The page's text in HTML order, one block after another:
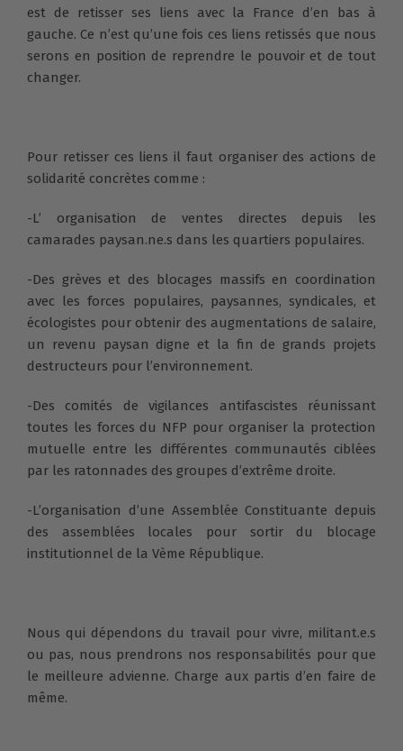
est de retisser ses liens avec la France d’en bas à
gauche. Ce n’est qu’une fois ces liens retissés que nous
serons en position de reprendre le pouvoir et de tout
changer.
Pour retisser ces liens il faut organiser des actions de
solidarité concrètes comme :
-L’ organisation de ventes directes depuis les
camarades paysan.ne.s dans les quartiers populaires.
-Des grèves et des blocages massifs en coordination
avec les forces populaires, paysannes, syndicales, et
écologistes pour obtenir des augmentations de salaire,
un revenu paysan digne et la fin de grands projets
destructeurs pour l’environnement.
-Des comités de vigilances antifascistes réunissant
toutes les forces du NFP pour organiser la protection
mutuelle entre les différentes communautés ciblées
par les ratonnades des groupes d’extrême droite.
-L’organisation d’une Assemblée Constituante depuis
des assemblées locales pour sortir du blocage
institutionnel de la Vème République.
Nous qui dépendons du travail pour vivre, militant.e.s
ou pas, nous prendrons nos responsabilités pour que
le meilleure advienne. Charge aux partis d’en faire de
même.